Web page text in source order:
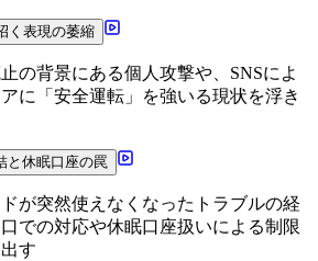
く表現の萎縮
の背景にある個人攻撃や、SNSによ
に「安全運転」を強いる現状を浮き
と休眠口座の罠
が突然使えなくなったトラブルの経
での対応や休眠口座扱いによる制限
す